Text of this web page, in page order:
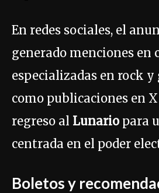
En redes sociales, el
generado menciones en
especializadas en rock y
como publicaciones en
regreso al Lunariopara
centrada en el poder
Boletos y